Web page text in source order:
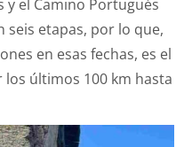
y el Camino Portugués
seis etapas, por lo que,
en esas fechas, es el
últimos 100 km hasta